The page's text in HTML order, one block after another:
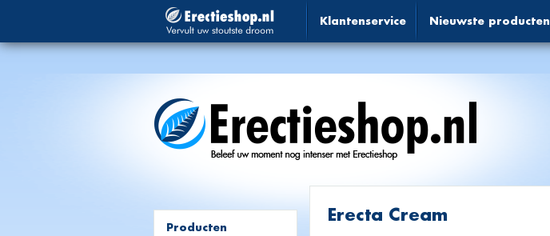
Klantenservice Nieuwste producten
Producten
Erecta Cream